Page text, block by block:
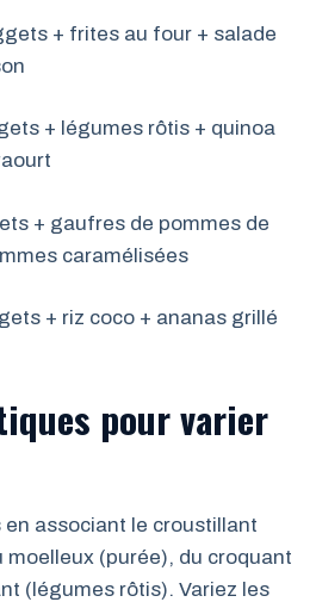
+ frites au four + salade
+ légumes rôtis + quinoa
+ gaufres de pommes de
caramélisées
+ riz coco + ananas grillé
pour varier
associant le croustillant
(purée), du croquant
(légumes rôtis). Variez les